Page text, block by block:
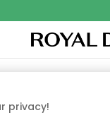
KØKKENET
privacy!